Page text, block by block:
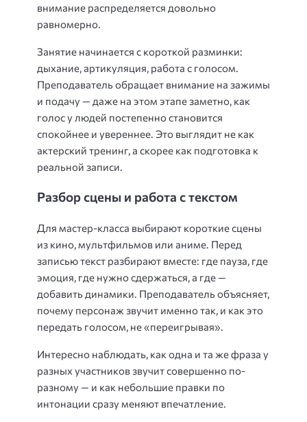
внимание распределяется довольно
равномерно.
Занятие начинается с короткой разминки:
дыхание, артикуляция, работа с голосом.
Преподаватель обращает внимание на зажимы
и подачу — даже на этом этапе заметно, как
голос у людей постепенно становится
спокойнее и увереннее. Это выглядит не как
актерский тренинг, а скорее как подготовка к
реальной записи.
Разбор сцены и работа с текстом
Для мастер-класса выбирают короткие сцены
из кино, мультфильмов или аниме. Перед
записью текст разбирают вместе: где пауза, где
эмоция, где нужно сдержаться, а где —
добавить динамики. Преподаватель объясняет,
почему персонаж звучит именно так, и как это
передать голосом, не «переигрывая».
Интересно наблюдать, как одна и та же фраза у
разных участников звучит совершенно по-
разному — и как небольшие правки по
интонации сразу меняют впечатление.